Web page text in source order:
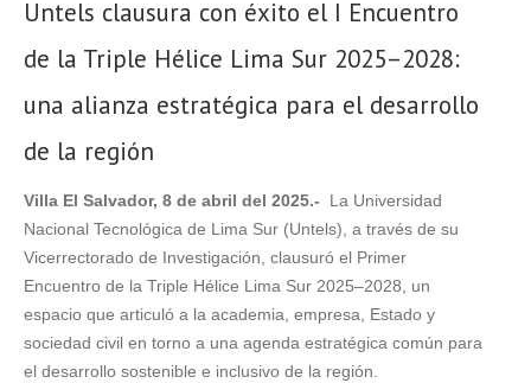
Untels clausura con éxito el I Encuentro
de la Triple Hélice Lima Sur 2025–2028:
una alianza estratégica para el desarrollo
de la región
Villa El Salvador, 8 de abril del 2025.- La Universidad
Nacional Tecnológica de Lima Sur (Untels), a través de su
Vicerrectorado de Investigación, clausuró el Primer
Encuentro de la Triple Hélice Lima Sur 2025–2028, un
espacio que articuló a la academia, empresa, Estado y
sociedad civil en torno a una agenda estratégica común para
el desarrollo sostenible e inclusivo de la región.